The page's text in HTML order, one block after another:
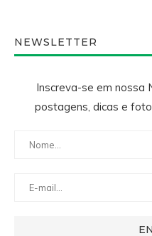
NEWSLETTER
Inscreva-se em nossa
postagens, dicas e